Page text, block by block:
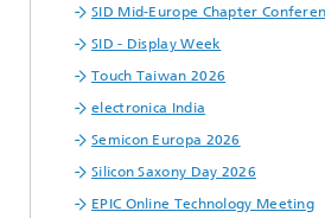
SID Mid-Europe Chapter
SID - Display Week
Touch Taiwan 2026
electronica India
Semicon Europa 2026
Silicon Saxony Day 2026
EPIC Online Technology Meeting